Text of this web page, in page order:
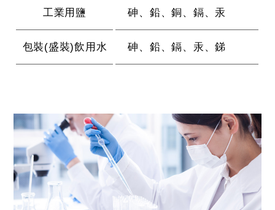
工業用鹽 砷、鉛、銅、鎘、汞
包裝(盛裝)飲用水 砷、鉛、鎘、汞、銻